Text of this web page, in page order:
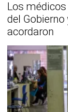
Los
del
acordaron